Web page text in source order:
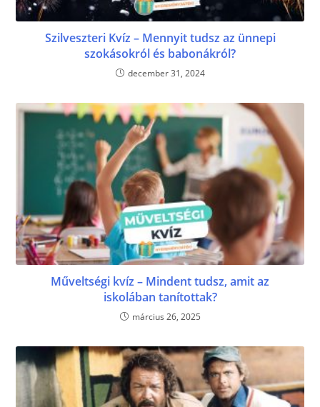
Szilveszteri Kvíz – Mennyit tudsz az ünnepi
szokásokról és babonákról?
december 31, 2024
Műveltségi kvíz – Mindent tudsz, amit az
iskolában tanítottak?
március 26, 2025